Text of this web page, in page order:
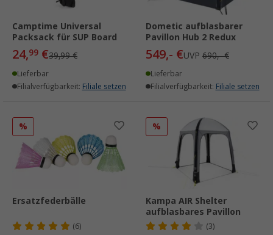
Camptime Universal
Packsack für SUP Board
24,99 €39,99 €
Lieferbar
Filialverfügbarkeit: Filiale setzen
Dometic aufblasbarer
Pavillon Hub 2 Redux
549,- €UVP 690,- €
Lieferbar
Filialverfügbarkeit: Filiale setzen
%
Ersatzfederbälle
(6)
%
Kampa AIR Shelter
aufblasbares Pavillon
(3)